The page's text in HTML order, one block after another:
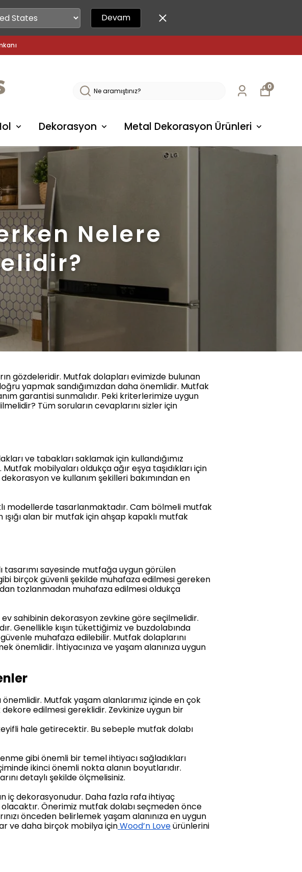
Devam
Dekorasyon Metal Dekorasyon Ürünleri
0
Nelere
gözdeleridir. Mutfak dolapları evimizde bulunan
yapmak sandığımızdan daha önemlidir. Mutfak
garantisi sunmalıdır. Peki kriterlerimize uygun
Tüm soruların cevaplarını sizler için
ve tabakları saklamak için kullandığımız
mobilyaları oldukça ağır eşya taşıdıkları için
ve kullanım şekilleri bakımından en
modellerde tasarlanmaktadır. Cam bölmeli mutfak
alan bir mutfak için ahşap kapaklı mutfak
tasarımı sayesinde mutfağa uygun görülen
birçok güvenli şekilde muhafaza edilmesi gereken
tozlanmadan muhafaza edilmesi oldukça
sahibinin dekorasyon zevkine göre seçilmelidir.
Genellikle kışın tükettiğimiz ve buzdolabında
muhafaza edilebilir. Mutfak dolaplarını
önemlidir. İhtiyacınıza ve yaşam alanınıza uygun
Mutfak yaşam alanlarımız içinde en çok
edilmesi gereklidir. Zevkinize uygun bir
hale getirecektir. Bu sebeple mutfak dolabı
gibi önemli bir temel ihtiyacı sağladıkları
ikinci önemli nokta alanın boyutlarıdır.
detaylı şekilde ölçmelisiniz.
iç dekorasyonudur. Daha fazla rafa ihtiyaç
Önerimiz mutfak dolabı seçmeden önce
önceden belirlemek yaşam alanınıza en uygun
ve daha birçok mobilya içinWood’n Loveürünlerini